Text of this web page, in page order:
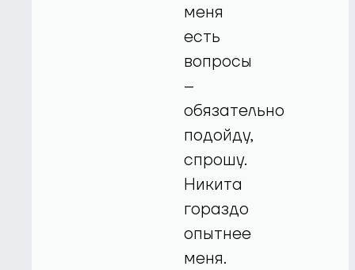
меня
есть
вопросы
–
обязательно
подойду,
спрошу.
Никита
гораздо
опытнее
меня.